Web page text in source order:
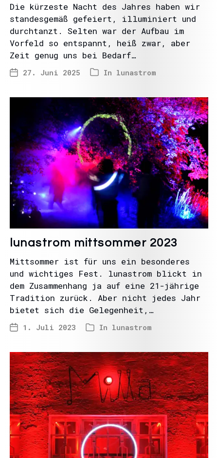
Die kürzeste Nacht des Jahres haben wir
standesgemäß gefeiert, illuminiert und
durchtanzt. Selten war der Aufbau im
Vorfeld so entspannt, heiß zwar, aber
Zeit genug uns bei Bedarf…
27. Juni 2025 In lunastrom
lunastrom mittsommer 2023
Mittsommer ist für uns ein besonderes
und wichtiges Fest. lunastrom blickt in
dem Zusammenhang ja auf eine 21-jährige
Tradition zurück. Aber nicht jedes Jahr
bietet sich die Gelegenheit,…
1. Juli 2023 In lunastrom